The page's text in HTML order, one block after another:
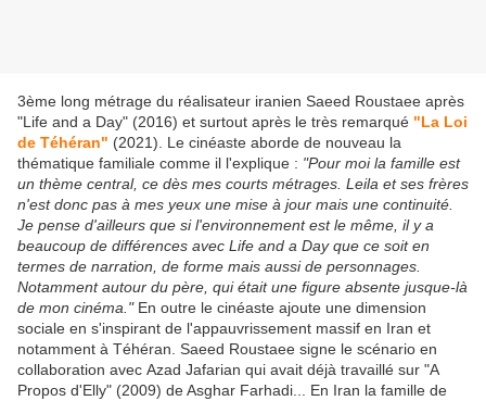
3ème long métrage du réalisateur iranien Saeed Roustaee après
"Life and a Day" (2016) et surtout après le très remarqué "La Loi
de Téhéran" (2021). Le cinéaste aborde de nouveau la
thématique familiale comme il l'explique : "Pour moi la famille est
un thème central, ce dès mes courts métrages. Leila et ses frères
n'est donc pas à mes yeux une mise à jour mais une continuité.
Je pense d'ailleurs que si l'environnement est le même, il y a
beaucoup de différences avec Life and a Day que ce soit en
termes de narration, de forme mais aussi de personnages.
Notamment autour du père, qui était une figure absente jusque-là
de mon cinéma."En outre le cinéaste ajoute une dimension
sociale en s'inspirant de l'appauvrissement massif en Iran et
notamment à Téhéran. Saeed Roustaee signe le scénario en
collaboration avec Azad Jafarian qui avait déjà travaillé sur "A
Propos d'Elly" (2009) de Asghar Farhadi... En Iran la famille de